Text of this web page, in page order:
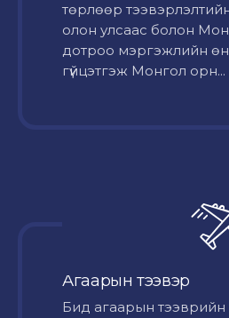
төрлөөр тээвэрлэлтийн
олон улсаас болон
дотроо мэргэжлийн
гүйцэтгэж Монгол орн...
Агаарын тээвэр
Бид агаарын тээврийн